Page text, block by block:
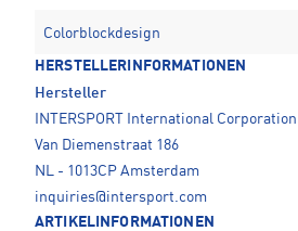
Colorblockdesign
HERSTELLERINFORMATIONEN
Hersteller
INTERSPORT International Corporation
Van Diemenstraat 186
NL - 1013CP Amsterdam
inquiries@intersport.com
ARTIKELINFORMATIONEN